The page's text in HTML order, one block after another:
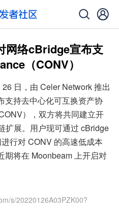
网络cBridge宣布支
（CONV）
日，由 Celer Network 推出
支持去中心化可互换资产协
），双方将共同建立开
扩展。用户现可通过 cBridge
行对 CONV 的高速低成本
期将在 Moonbeam 上开启对
s/20220126A03PZK00?